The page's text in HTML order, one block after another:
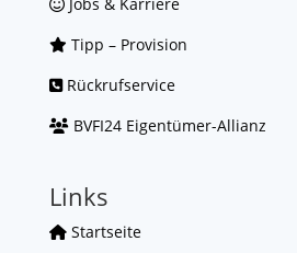
Jobs & Karriere
Tipp – Provision
Rückrufservice
BVFI24 Eigentümer-Allianz
Links
Startseite